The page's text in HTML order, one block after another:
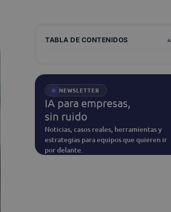
TABLA DE CONTENIDOS ▲
NEWSLETTER
IA para empresas,
sin ruido
Noticias, casos reales, herramientas y
estrategias para equipos que quieren ir
por delante.